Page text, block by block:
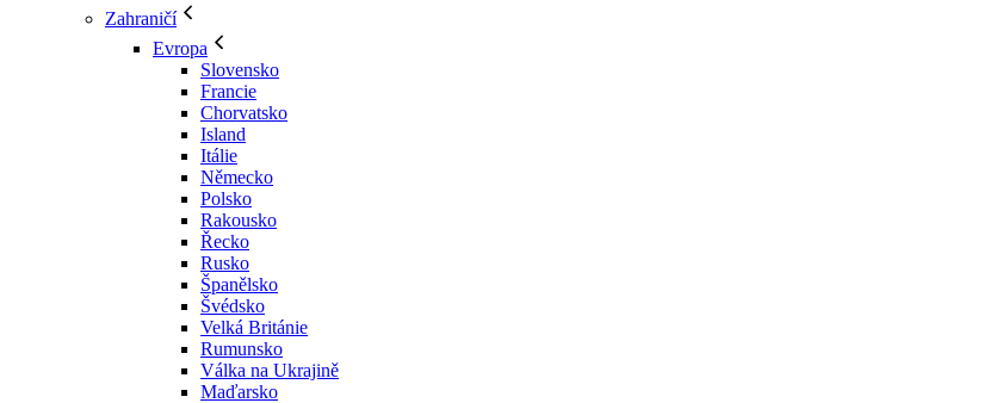
Zahraničí
Evropa
Slovensko
Francie
Chorvatsko
Island
Itálie
Německo
Polsko
Rakousko
Řecko
Rusko
Španělsko
Švédsko
Velká Británie
Rumunsko
Válka na Ukrajině
Maďarsko